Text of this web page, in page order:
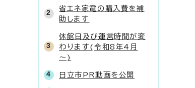
省エネ家電の購入費を補
助します
休館日及び運営時間が変
わります(令和8年4月
～)
日立市PR動画を公開